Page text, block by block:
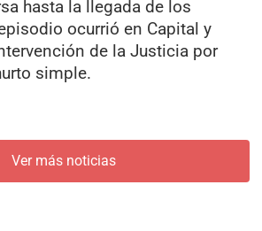
hasta la llegada de los
ocurrió en Capital y
de la Justicia por
simple.
Ver más noticias